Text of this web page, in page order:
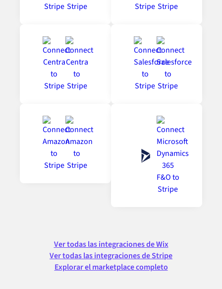
Ver todas las integraciones de Wix
Ver todas las integraciones de Stripe
Explorar el marketplace completo